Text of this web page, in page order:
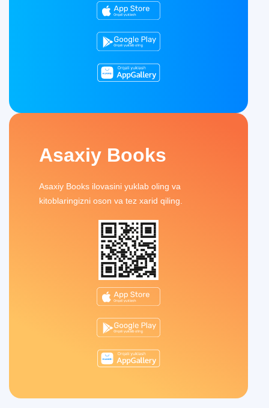
Asaxiy Books
Asaxiy Books ilovasini yuklab oling va
kitoblaringizni oson va tez xarid qiling.